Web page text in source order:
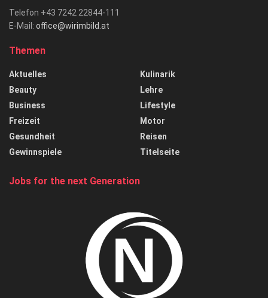
Telefon +43 7242 22844-111
E-Mail: office@wirimbild.at
Themen
Aktuelles
Beauty
Business
Freizeit
Gesundheit
Gewinnspiele
Kulinarik
Lehre
Lifestyle
Motor
Reisen
Titelseite
Jobs for the next Generation